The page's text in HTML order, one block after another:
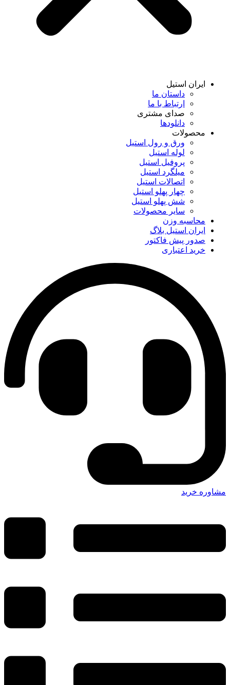
ایران استیل
داستان ما
ارتباط با ما
صدای مشتری
دانلود‌ها
محصولات
ورق و رول استیل
لوله استیل
پروفیل استیل
میلگرد استیل
اتصالات استیل
چهار پهلو استیل
شش پهلو استیل
سایر محصولات
محاسبه وزن
ایران استیل بلاگ
صدور پیش فاکتور
خرید اعتباری
مشاوره خرید